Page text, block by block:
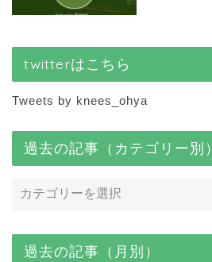
twitterはこちら
Tweets by knees_ohya
過去の記事（カテゴリー別）
過去の記事（月別）